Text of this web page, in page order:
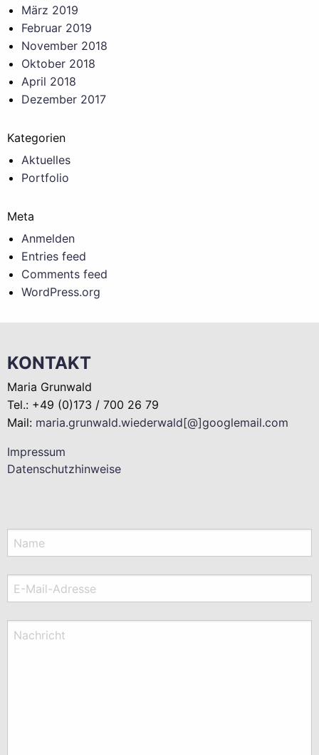
März 2019
Februar 2019
November 2018
Oktober 2018
April 2018
Dezember 2017
Kategorien
Aktuelles
Portfolio
Meta
Anmelden
Entries feed
Comments feed
WordPress.org
KONTAKT
Maria Grunwald
Tel.: +49 (0)173 / 700 26 79
Mail: maria.grunwald.wiederwald[@]googlemail.com
Impressum
Datenschutzhinweise
Name
E-Mail-Adresse
Nachricht